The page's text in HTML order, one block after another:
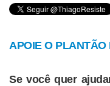
APOIE O
Se você quer